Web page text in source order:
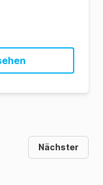
Nächster